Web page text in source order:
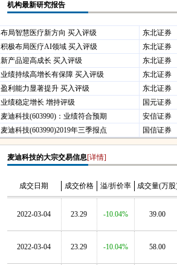
机构最新研究报告
布局智慧医疗新方向 买入评级
东北证券
积极布局医疗AI领域 买入评级
东北证券
新产品迎高成长 买入评级
东北证券
业绩持续高增长有保障 买入评级
东北证券
盈利能力显著提升 买入评级
东北证券
业绩稳定增长 增持评级
国元证券
麦迪科技(603990)：业绩符合预期
安信证券
麦迪科技(603990)2019年三季报点
国信证券
麦迪科技的大宗交易信息[详情]
成交日期 成交价格 溢/折价率 成交量(万股
2022-03-04 23.29 -10.04% 39.00
2022-03-04 23.29 -10.04% 58.00